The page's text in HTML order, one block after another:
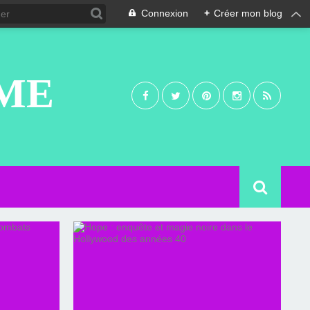
Connexion + Créer mon blog